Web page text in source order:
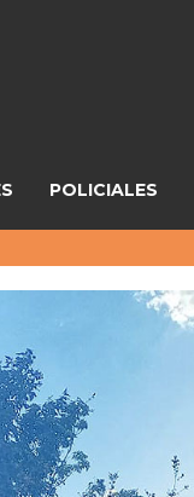
POLICIALES